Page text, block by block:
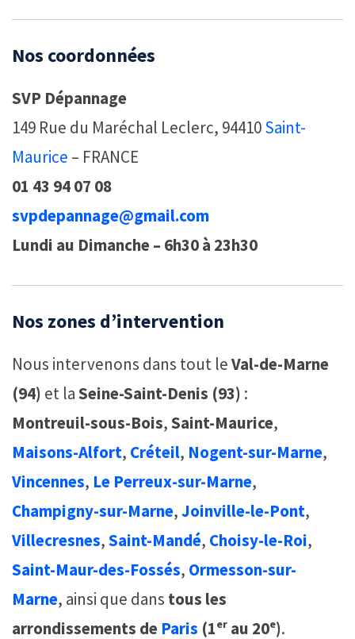
Nos coordonnées
SVP Dépannage
149 Rue du Maréchal Leclerc, 94410Saint-
Maurice – FRANCE
01 43 94 07 08
svpdepannage@gmail.com
Lundi au Dimanche – 6h30 à 23h30
Nos zones d’intervention
Nous intervenons dans tout leVal-de-Marne
(94) et laSeine-Saint-Denis (93) :
Montreuil-sous-Bois,Saint-Maurice,
Maisons-Alfort, Créteil, Nogent-sur-Marne,
Vincennes, Le Perreux-sur-Marne,
Champigny-sur-Marne,Joinville-le-Pont,
Villecresnes,Saint-Mandé, Choisy-le-Roi,
Saint-Maur-des-Fossés, Ormesson-sur-
Marne, ainsi que dans tous les
arrondissements de Paris (1ᵉʳ au 20ᵉ).